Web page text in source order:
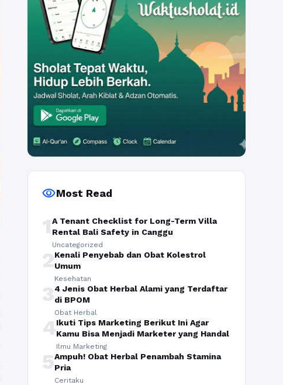
visibilityMost Read
1A Tenant Checklist for Long-Term Villa
Rental Bali Safety in Canggu
Uncategorized
2Kenali Penyebab dan Obat Kolestrol
Umum
Kesehatan
34 Jenis Obat Herbal Alami yang Terdaftar
di BPOM
Obat Herbal
4Ikuti Tips Marketing Berikut Ini Agar
Kamu Bisa Menjadi Marketer yang Handal
Ilmu Marketing
5Ampuh! Obat Herbal Penambah Stamina
Pria
Ceritaku